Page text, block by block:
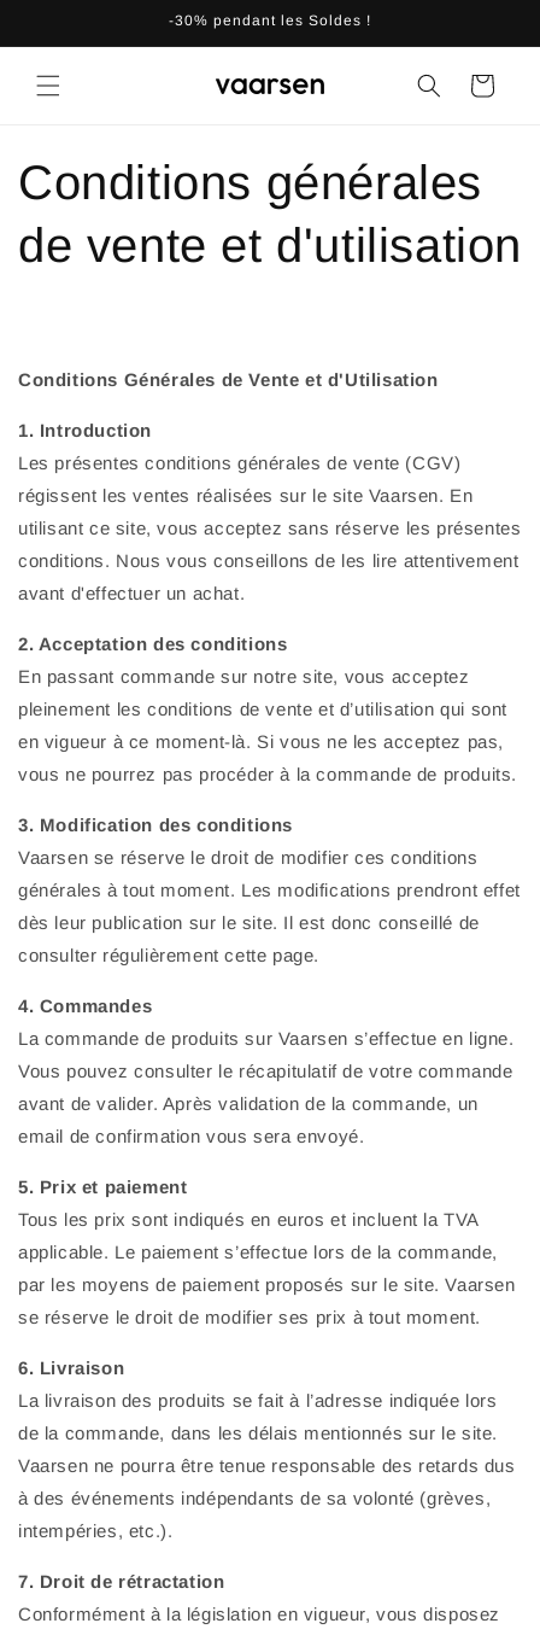
au
contenu
-30% pendant les Soldes !
Panier
Conditions générales
de vente et d'utilisation
Conditions Générales de Vente et d'Utilisation
1. Introduction
Les présentes conditions générales de vente (CGV)
régissent les ventes réalisées sur le site Vaarsen. En
utilisant ce site, vous acceptez sans réserve les présentes
conditions. Nous vous conseillons de les lire attentivement
avant d'effectuer un achat.
2. Acceptation des conditions
En passant commande sur notre site, vous acceptez
pleinement les conditions de vente et d’utilisation qui sont
en vigueur à ce moment-là. Si vous ne les acceptez pas,
vous ne pourrez pas procéder à la commande de produits.
3. Modification des conditions
Vaarsen se réserve le droit de modifier ces conditions
générales à tout moment. Les modifications prendront effet
dès leur publication sur le site. Il est donc conseillé de
consulter régulièrement cette page.
4. Commandes
La commande de produits sur Vaarsen s’effectue en ligne.
Vous pouvez consulter le récapitulatif de votre commande
avant de valider. Après validation de la commande, un
email de confirmation vous sera envoyé.
5. Prix et paiement
Tous les prix sont indiqués en euros et incluent la TVA
applicable. Le paiement s’effectue lors de la commande,
par les moyens de paiement proposés sur le site. Vaarsen
se réserve le droit de modifier ses prix à tout moment.
6. Livraison
La livraison des produits se fait à l’adresse indiquée lors
de la commande, dans les délais mentionnés sur le site.
Vaarsen ne pourra être tenue responsable des retards dus
à des événements indépendants de sa volonté (grèves,
intempéries, etc.).
7. Droit de rétractation
Conformément à la législation en vigueur, vous disposez